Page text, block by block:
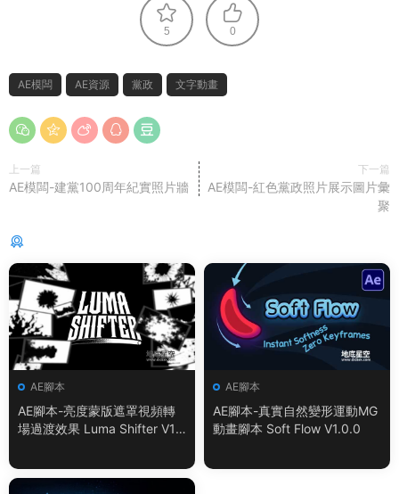
5 0
AE模闆 AE資源 黨政 文字動畫
上一篇
AE模闆-建黨100周年紀實照片牆
下一篇
AE模闆-紅色黨政照片展示圖片彙
聚
AE腳本
AE腳本-亮度蒙版遮罩視頻轉
場過渡效果 Luma Shifter V1.
AE腳本
AE腳本-真實自然變形運動MG
動畫腳本 Soft Flow V1.0.0